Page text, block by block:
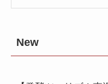
New